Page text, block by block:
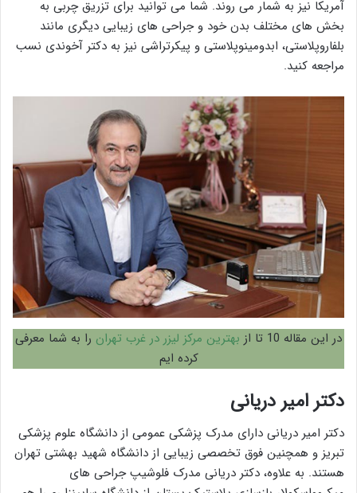
آمریکا نیز به شمار می روند. شما می توانید برای تزریق چربی به
بخش های مختلف بدن خود و جراحی های زیبایی دیگری مانند
بلفاروپلاستی، ابدومینوپلاستی و پیکرتراشی نیز به دکتر آخوندی نسب
مراجعه کنید.
در این مقاله 10 تا از بهترین مرکز لیزر در غرب تهران را به شما معرفی
کرده ایم
دکتر امیر دریانی
دکتر امیر دریانی دارای مدرک پزشکی عمومی از دانشگاه علوم پزشکی
تبریز و همچنین فوق تخصصی زیبایی از دانشگاه شهید بهشتی تهران
هستند. به علاوه، دکتر دریانی مدرک فلوشیپ جراحی های